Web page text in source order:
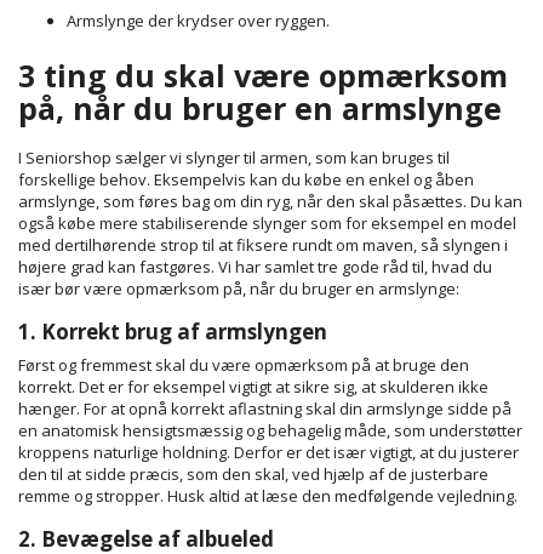
Armslynge der krydser over ryggen.
3 ting du skal være opmærksom
på, når du bruger en armslynge
I Seniorshop sælger vi slynger til armen, som kan bruges til
forskellige behov. Eksempelvis kan du købe en enkel og åben
armslynge, som føres bag om din ryg, når den skal påsættes. Du kan
også købe mere stabiliserende slynger som for eksempel en model
med dertilhørende strop til at fiksere rundt om maven, så slyngen i
højere grad kan fastgøres. Vi har samlet tre gode råd til, hvad du
især bør være opmærksom på, når du bruger en armslynge:
1. Korrekt brug af armslyngen
Først og fremmest skal du være opmærksom på at bruge den
korrekt. Det er for eksempel vigtigt at sikre sig, at skulderen ikke
hænger. For at opnå korrekt aflastning skal din armslynge sidde på
en anatomisk hensigtsmæssig og behagelig måde, som understøtter
kroppens naturlige holdning. Derfor er det især vigtigt, at du justerer
den til at sidde præcis, som den skal, ved hjælp af de justerbare
remme og stropper. Husk altid at læse den medfølgende vejledning.
2. Bevægelse af albueled